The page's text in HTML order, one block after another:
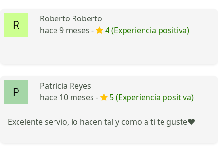
Roberto Roberto
hace 9 meses -
4 (Experiencia positiva)
Patricia Reyes
hace 10 meses -
5 (Experiencia positiva)
Excelente servio, lo hacen tal y como a ti te guste❤️